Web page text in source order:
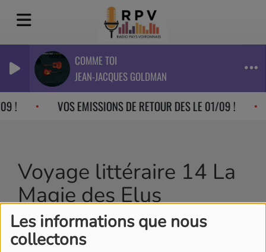
Les informations que nous
collectons
COMME TOI
JEAN-JACQUES GOLDMAN
! VOS EMISSIONS DE RETOUR DES LE 01/09 !
Voyage littéraire 14 La
Magie des Elus